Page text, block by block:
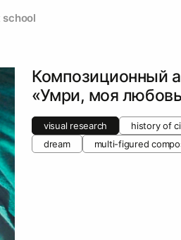
school
Композиционный
«Умри, моя
visual research history of
dream
multi-figured